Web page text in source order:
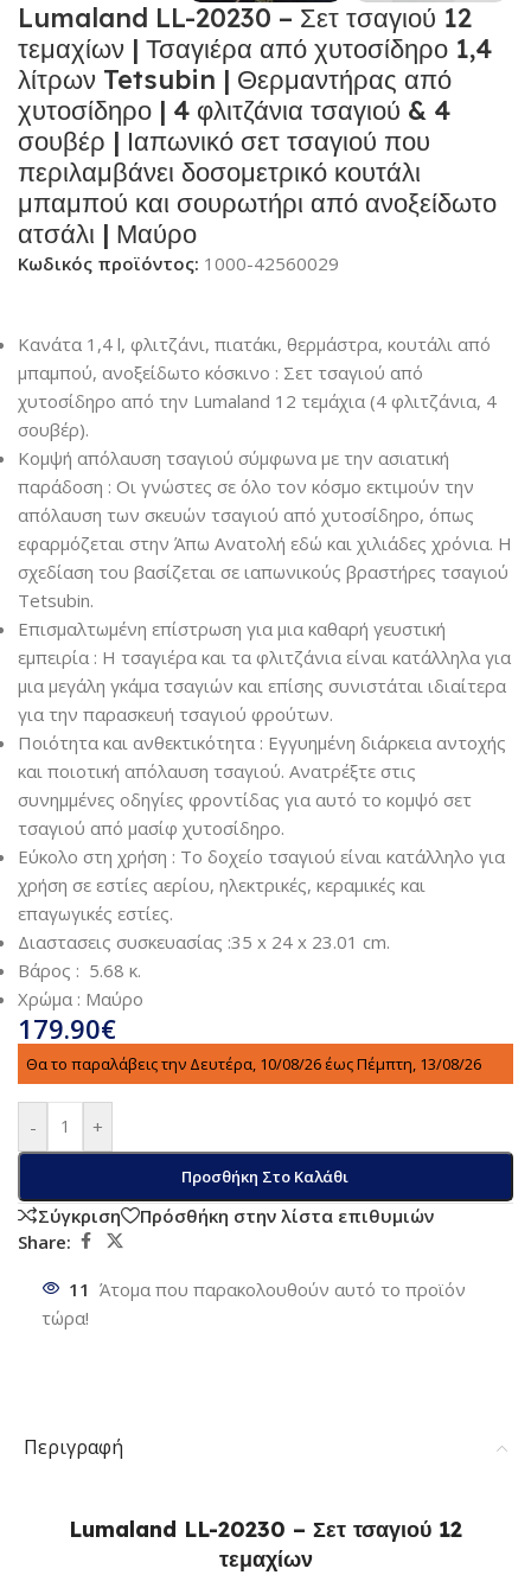
Lumaland LL-20230 – Σετ τσαγιού 12
τεμαχίων | Τσαγιέρα από χυτοσίδηρο 1,4
λίτρων Tetsubin | Θερμαντήρας από
χυτοσίδηρο | 4 φλιτζάνια τσαγιού & 4
σουβέρ | Ιαπωνικό σετ τσαγιού που
περιλαμβάνει δοσομετρικό κουτάλι
μπαμπού και σουρωτήρι από ανοξείδωτο
ατσάλι | Μαύρο
Κωδικός προϊόντος: 1000-42560029
Κανάτα 1,4 l, φλιτζάνι, πιατάκι, θερμάστρα, κουτάλι από
μπαμπού, ανοξείδωτο κόσκινο : Σετ τσαγιού από
χυτοσίδηρο από την Lumaland 12 τεμάχια (4 φλιτζάνια, 4
σουβέρ).
Κομψή απόλαυση τσαγιού σύμφωνα με την ασιατική
παράδοση : Οι γνώστες σε όλο τον κόσμο εκτιμούν την
απόλαυση των σκευών τσαγιού από χυτοσίδηρο, όπως
εφαρμόζεται στην Άπω Ανατολή εδώ και χιλιάδες χρόνια. Η
σχεδίαση του βασίζεται σε ιαπωνικούς βραστήρες τσαγιού
Tetsubin.
Επισμαλτωμένη επίστρωση για μια καθαρή γευστική
εμπειρία : Η τσαγιέρα και τα φλιτζάνια είναι κατάλληλα για
μια μεγάλη γκάμα τσαγιών και επίσης συνιστάται ιδιαίτερα
για την παρασκευή τσαγιού φρούτων.
Ποιότητα και ανθεκτικότητα : Εγγυημένη διάρκεια αντοχής
και ποιοτική απόλαυση τσαγιού. Ανατρέξτε στις
συνημμένες οδηγίες φροντίδας για αυτό το κομψό σετ
τσαγιού από μασίφ χυτοσίδηρο.
Εύκολο στη χρήση : Το δοχείο τσαγιού είναι κατάλληλο για
χρήση σε εστίες αερίου, ηλεκτρικές, κεραμικές και
επαγωγικές εστίες.
Διαστασεις συσκευασίας :35 x 24 x 23.01 cm.
Βάρος : 5.68 κ.
Χρώμα : Μαύρο
179.90€
Θα το παραλάβεις την Δευτέρα, 10/08/26 έως Πέμπτη, 13/08/26
- +
Προσθήκη Στο Καλάθι
Σύγκριση
Πρόσθήκη στην λίστα επιθυμιών
Share:
11 Άτομα που παρακολουθούν αυτό το προϊόν
τώρα!
Περιγραφή
Lumaland LL-20230 – Σετ τσαγιού 12
τεμαχίων